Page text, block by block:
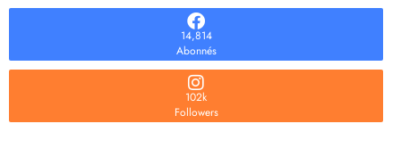
14,814
Abonnés
102k
Followers